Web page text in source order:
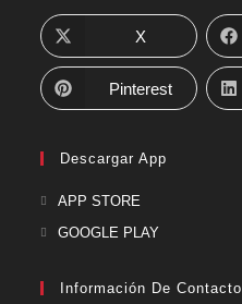
X
Pinterest
Descargar App
APP STORE
GOOGLE PLAY
Información De Contacto